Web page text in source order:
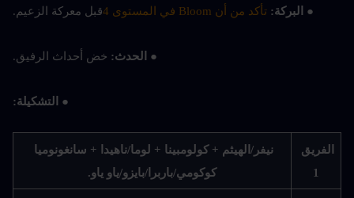
● البركة: تأكد من أن Bloom في المستوى 4 قبل معركة الزعيم.
● الحدث: خض أحداث الرفيق.
● التشكيلة:
1
كوكومي/باربرا/بايزو/ياو ياو.